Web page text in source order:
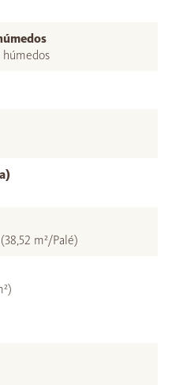
húmedos
m²/Palé)